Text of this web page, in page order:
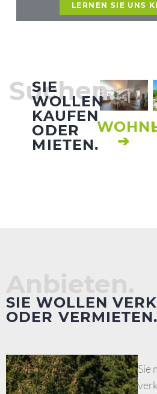
LERNEN SIE UNS
Suchen.
SIE
WOLLEN
KAUFEN
ODER
MIETEN.
➔
SIE WOLLEN
ODER VERMIETEN.
Sie